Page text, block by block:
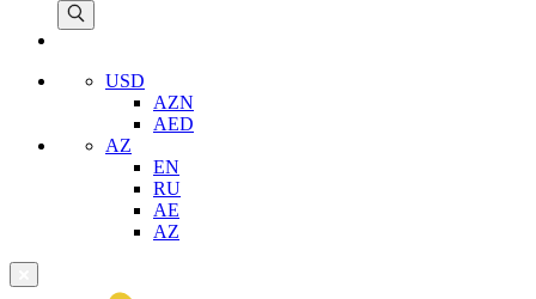
USD
AZN
AED
AZ
EN
RU
AE
AZ